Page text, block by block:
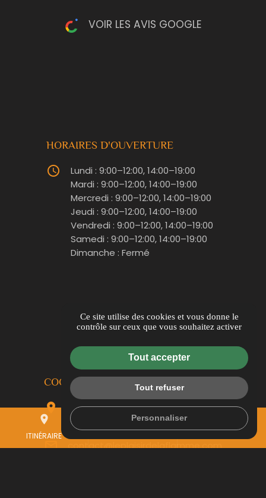
place
ITINÉRAIRE
mail
VOIR LES AVIS GOOGLE
HORAIRES D'OUVERTURE
query_builder
Lundi : 9:00–12:00, 14:00–19:00
Mardi : 9:00–12:00, 14:00–19:00
Mercredi : 9:00–12:00, 14:00–19:00
Jeudi : 9:00–12:00, 14:00–19:00
Vendredi : 9:00–12:00, 14:00–19:00
Samedi : 9:00–12:00, 14:00–19:00
Dimanche : Fermé
COORDONNÉES
location_on
All. des Prés Verts,,
84120 Pertuis
mail_outline contact@leplaisirdelaflamme.com
Ce site utilise des cookies et vous donne le
contrôle sur ceux que vous souhaitez activer
Tout accepter
Tout refuser
Personnaliser